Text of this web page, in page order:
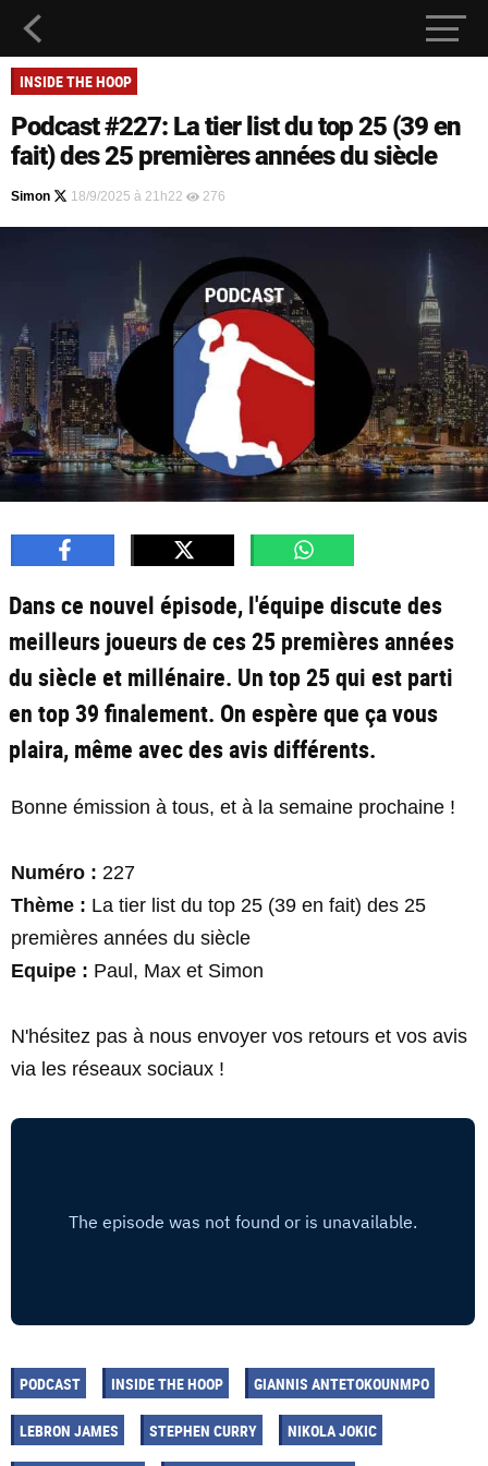
INSIDE THE HOOP
Podcast #227: La tier list du top 25 (39 en
fait) des 25 premières années du siècle
Simon 18/9/2025 à 21h22 276
Dans ce nouvel épisode, l'équipe discute des
meilleurs joueurs de ces 25 premières années
du siècle et millénaire. Un top 25 qui est parti
en top 39 finalement. On espère que ça vous
plaira, même avec des avis différents.
Bonne émission à tous, et à la semaine prochaine !
Numéro : 227
Thème : La tier list du top 25 (39 en fait) des 25
premières années du siècle
Equipe : Paul, Max et Simon
N'hésitez pas à nous envoyer vos retours et vos avis
via les réseaux sociaux !
PODCAST INSIDE THE HOOP GIANNIS ANTETOKOUNMPO
LEBRON JAMES STEPHEN CURRY NIKOLA JOKIC